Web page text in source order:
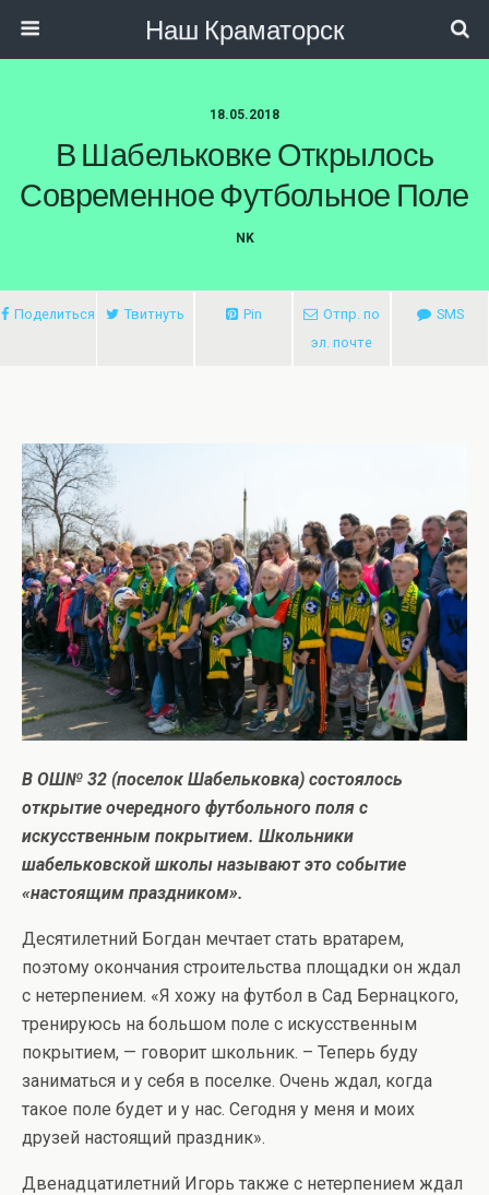
Наш Краматорск
18.05.2018
В Шабельковке Открылось
Современное Футбольное Поле
NK
Поделиться Твитнуть Pin
Отпр. по
эл. почте
SMS
В ОШ№ 32 (поселок Шабельковка) состоялось
открытие очередного футбольного поля с
искусственным покрытием. Школьники
шабельковской школы называют это событие
«настоящим праздником».
Десятилетний Богдан мечтает стать вратарем,
поэтому окончания строительства площадки он ждал
с нетерпением. «Я хожу на футбол в Сад Бернацкого,
тренируюсь на большом поле с искусственным
покрытием, — говорит школьник. – Теперь буду
заниматься и у себя в поселке. Очень ждал, когда
такое поле будет и у нас. Сегодня у меня и моих
друзей настоящий праздник».
Двенадцатилетний Игорь также с нетерпением ждал